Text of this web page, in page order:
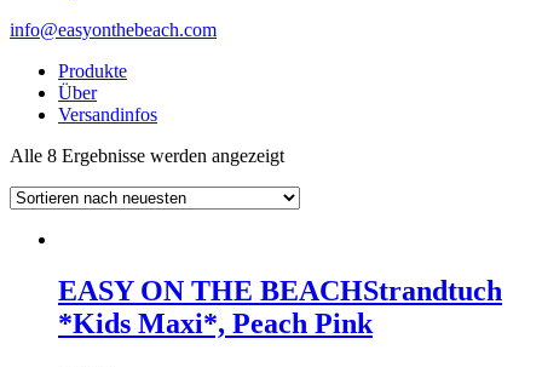
info@easyonthebeach.com
Produkte
Über
Versandinfos
Alle 8 Ergebnisse werden angezeigtNach
sortiert
EASY ON THE BEACHStrandtuch
*Kids Maxi*, Peach Pink